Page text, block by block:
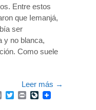
Entre estos
que Iemanjá,
ser
y no blanca,
Como suele
Leer más →
EmailTwitterPrintLiveJournal